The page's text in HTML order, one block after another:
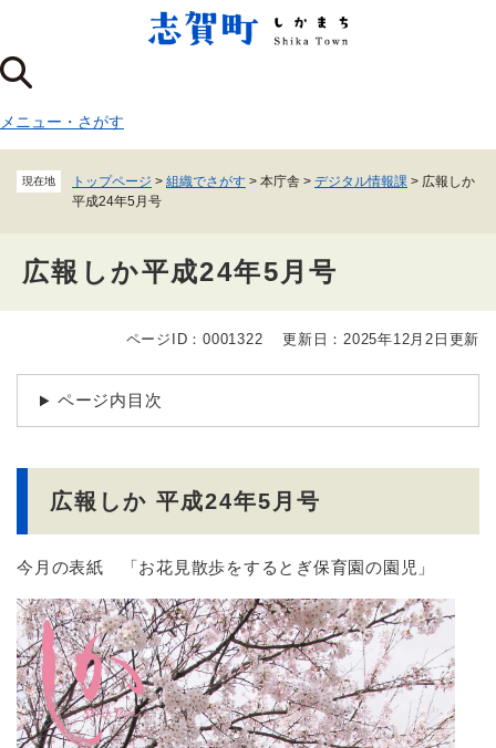
ジ
の
頭
で
メニューを飛ばして本文へ
メニュー ・ さがす
現在地 トップページ > 組織でさがす > 本庁舎 > デジタル情報課 > 広報しか
平成24年5月号
広報しか平成24年5月号
文
ページID：0001322 更新日：2025年12月2日更新
ページ内目次
広報しか 平成24年5月号
今月の表紙 「お花見散歩をするとぎ保育園の園児」